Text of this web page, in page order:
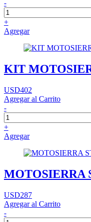
-
+
Agregar
KIT
USD402
Agregar al Carrito
-
+
Agregar
MOTOSIERRA
USD287
Agregar al Carrito
-